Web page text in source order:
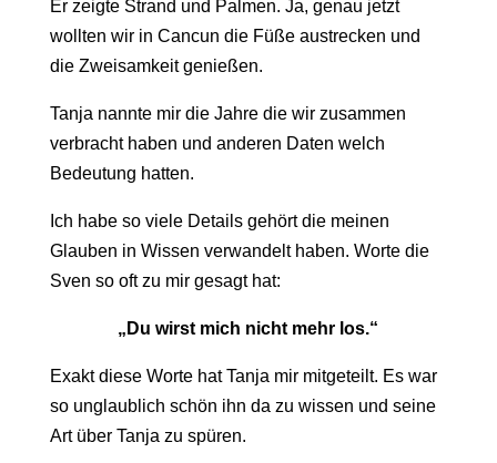
Er zeigte Strand und Palmen. Ja, genau jetzt
wollten wir in Cancun die Füße austrecken und
die Zweisamkeit genießen.
Tanja nannte mir die Jahre die wir zusammen
verbracht haben und anderen Daten welch
Bedeutung hatten.
Ich habe so viele Details gehört die meinen
Glauben in Wissen verwandelt haben. Worte die
Sven so oft zu mir gesagt hat:
„Du wirst mich nicht mehr los.“
Exakt diese Worte hat Tanja mir mitgeteilt. Es war
so unglaublich schön ihn da zu wissen und seine
Art über Tanja zu spüren.